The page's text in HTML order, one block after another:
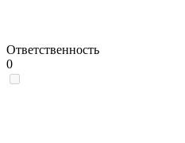
Ответственность
0